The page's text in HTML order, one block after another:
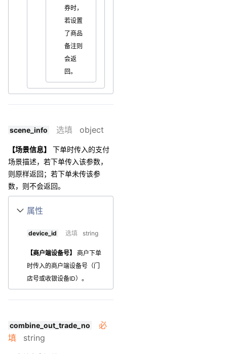
券时，
若设置
了商品
备注则
会返
回。
scene_info 选填 object
【场景信息】
下单时传入的支付
场景描述，若下单传入该参数，
则原样返回；若下单未传该参
数，则不会返回。
属性
device_id 选填 string
【商户端设备号】
商户下单
时传入的商户端设备号（门
店号或收银设备ID）。
combine_out_trade_no
必
填
string